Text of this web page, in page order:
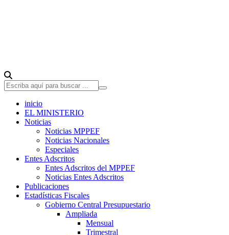
inicio
EL MINISTERIO
Noticias
Noticias MPPEF
Noticias Nacionales
Especiales
Entes Adscritos
Entes Adscritos del MPPEF
Noticias Entes Adscritos
Publicaciones
Estadísticas Fiscales
Gobierno Central Presupuestario
Ampliada
Mensual
Trimestral